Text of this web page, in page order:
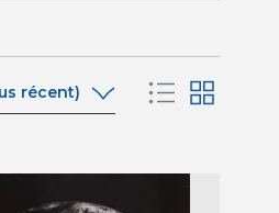
récent)
plus ancien)